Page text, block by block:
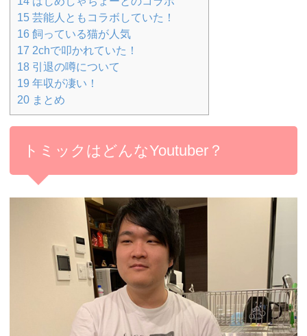
15 芸能人ともコラボしていた！
16 飼っている猫が人気
17 2chで叩かれていた！
18 引退の噂について
19 年収が凄い！
20 まとめ
トミックはどんなYoutuber？